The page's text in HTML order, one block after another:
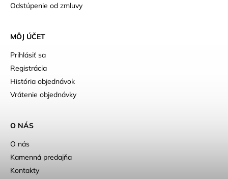
Odstúpenie od zmluvy
MÔJ ÚČET
Prihlásiť sa
Registrácia
História objednávok
Vrátenie objednávky
O NÁS
O nás
Kamenná predajňa
Kontakty